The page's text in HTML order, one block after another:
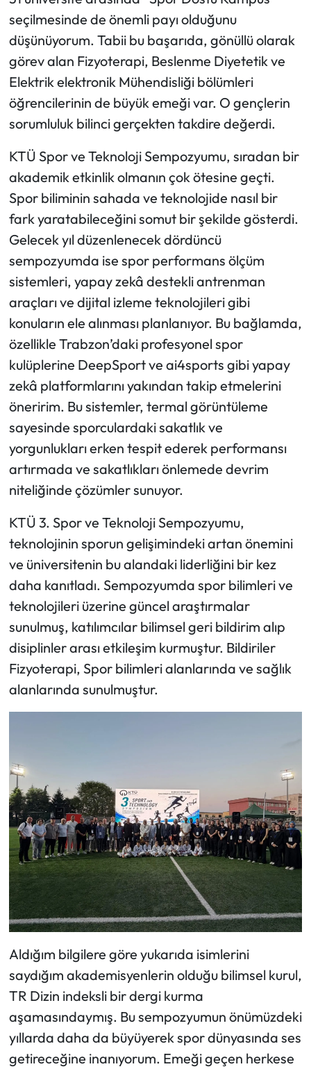
seçilmesinde de önemli payı olduğunu
düşünüyorum. Tabii bu başarıda, gönüllü olarak
görev alan Fizyoterapi, Beslenme Diyetetik ve
Elektrik elektronik Mühendisliği bölümleri
öğrencilerinin de büyük emeği var. O gençlerin
sorumluluk bilinci gerçekten takdire değerdi.
KTÜ Spor ve Teknoloji Sempozyumu, sıradan bir
akademik etkinlik olmanın çok ötesine geçti.
Spor biliminin sahada ve teknolojide nasıl bir
fark yaratabileceğini somut bir şekilde gösterdi.
Gelecek yıl düzenlenecek dördüncü
sempozyumda ise spor performans ölçüm
sistemleri, yapay zekâ destekli antrenman
araçları ve dijital izleme teknolojileri gibi
konuların ele alınması planlanıyor. Bu bağlamda,
özellikle Trabzon’daki profesyonel spor
kulüplerine DeepSport ve ai4sports gibi yapay
zekâ platformlarını yakından takip etmelerini
öneririm. Bu sistemler, termal görüntüleme
sayesinde sporculardaki sakatlık ve
yorgunlukları erken tespit ederek performansı
artırmada ve sakatlıkları önlemede devrim
niteliğinde çözümler sunuyor.
KTÜ 3. Spor ve Teknoloji Sempozyumu,
teknolojinin sporun gelişimindeki artan önemini
ve üniversitenin bu alandaki liderliğini bir kez
daha kanıtladı. Sempozyumda spor bilimleri ve
teknolojileri üzerine güncel araştırmalar
sunulmuş, katılımcılar bilimsel geri bildirim alıp
disiplinler arası etkileşim kurmuştur. Bildiriler
Fizyoterapi, Spor bilimleri alanlarında ve sağlık
alanlarında sunulmuştur.
Aldığım bilgilere göre yukarıda isimlerini
saydığım akademisyenlerin olduğu bilimsel kurul,
TR Dizin indeksli bir dergi kurma
aşamasındaymış. Bu sempozyumun önümüzdeki
yıllarda daha da büyüyerek spor dünyasında ses
getireceğine inanıyorum. Emeği geçen herkese